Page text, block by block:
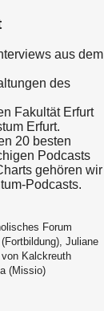
aus dem
des
Fakultät Erfurt
Erfurt.
20 besten
Podcasts
gehören wir
Podcasts.
Forum
Juliane
Kalckreuth
(Missio)